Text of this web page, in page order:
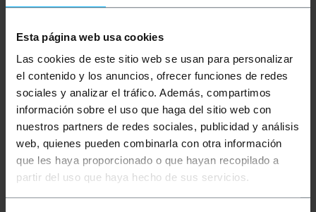
Esta página web usa cookies
Las cookies de este sitio web se usan para personalizar
el contenido y los anuncios, ofrecer funciones de redes
sociales y analizar el tráfico. Además, compartimos
información sobre el uso que haga del sitio web con
nuestros partners de redes sociales, publicidad y análisis
web, quienes pueden combinarla con otra información
que les haya proporcionado o que hayan recopilado a
partir del uso que haya hecho de sus servicios.
Cavo Ultra HD 4K compatibile HDMI 2.0 (ultra alta
definizione). Cavo che supporta la risoluzione 4K
(2060p) a 50/60 fps, i formati 21: 9 e la larghezza di
banda di 18 Gbps. Sezione cavo HDMI 2.0 28 AWG.
Compatibile con le versioni precedenti dei cavi
HDMI. Basato su connettori maschio tipo HDMI
HDMI e ferrite su entrambe le estremità del cavo, per
eliminare le interferenze elettriche.
Specifiche
Massima velocità di clock: 600 MHz.
TMDS massimo per canale: 6 Gbit / s.
TMDS massimo totale: 18 Gbit / s.
Trasmissione audio massima: 49.152 Mbit / s
(audio IEC 61937 e DST).